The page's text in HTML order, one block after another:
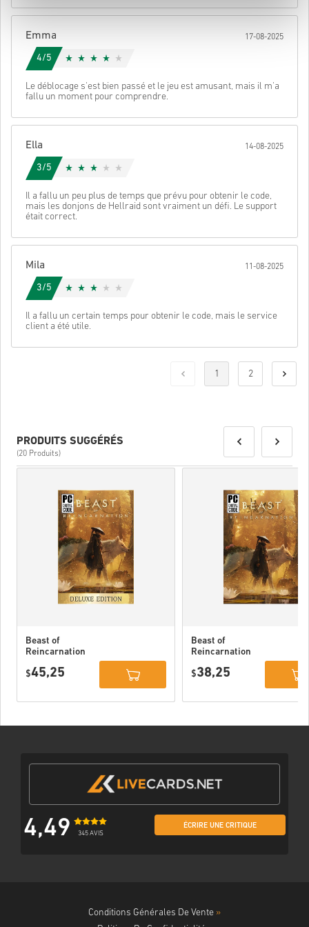
Une fois terminé, tu recevras un e-mail avec un lien sécurisé pour
accéder à ton code.
Emma 17-08-2025
4/5
Le déblocage s'est bien passé et le jeu est amusant, mais il m'a
fallu un moment pour comprendre.
Ella 14-08-2025
3/5
Il a fallu un peu plus de temps que prévu pour obtenir le code,
mais les donjons de Hellraid sont vraiment un défi. Le support
était correct.
Mila 11-08-2025
3/5
Il a fallu un certain temps pour obtenir le code, mais le service
client a été utile.
1 2
PRODUITS SUGGÉRÉS
(20 Produits)
Beast of
Reincarnation
PC (STEAM)
$45,25
Beast of
Reincarnation
$38,25
4,49 345 AVIS
ÉCRIRE UNE CRITIQUE
Conditions Générales De Vente »